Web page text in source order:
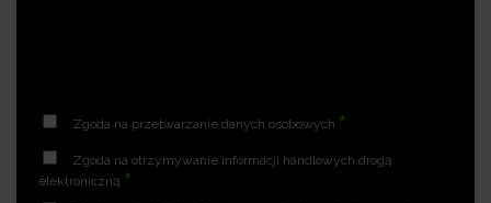
Zgoda na przetwarzanie danych osobowych *
Zgoda na otrzymywanie informacji handlowych drogą
elektroniczną *